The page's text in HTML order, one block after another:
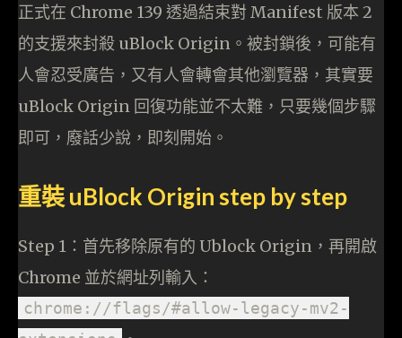
正式在 Chrome 139 透過結束對 Manifest 版本 2
的支援來封殺 uBlock Origin。被封鎖後，可能有
人會忍受廣告，又有人會轉會其他瀏覽器，其實要
uBlock Origin 回復功能並不太難，只要幾個步驟
即可，廢話少說，即刻開始。
重裝 uBlock Origin step by step
Step 1：首先移除原有的 Ublock Origin，再開啟
Chrome 並於網址列輸入：
chrome://flags/#allow-legacy-mv2-